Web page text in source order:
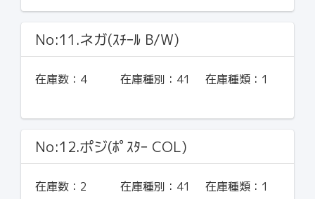
No:11.ネガ(ｽﾁｰﾙ B/W)
在庫数： 4 在庫種別： 41 在庫種類： 1
No:12.ポジ(ﾎﾟｽﾀｰ COL)
在庫数： 2 在庫種別： 41 在庫種類： 1